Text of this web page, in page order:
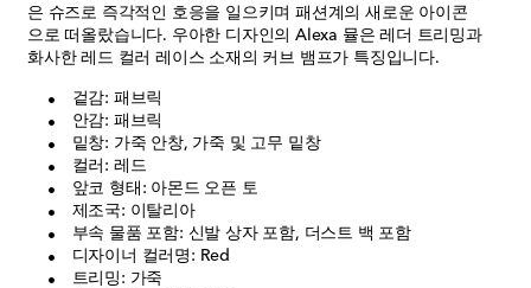
은 슈즈로 즉각적인 호응을 일으키며 패션계의 새로운 아이콘
으로 떠올랐습니다. 우아한 디자인의 Alexa 뮬은 레더 트리밍과
화사한 레드 컬러 레이스 소재의 커브 뱀프가 특징입니다.
겉감: 패브릭
안감: 패브릭
밑창: 가죽 안창, 가죽 및 고무 밑창
컬러: 레드
앞코 형태: 아몬드 오픈 토
제조국: 이탈리아
부속 물품 포함: 신발 상자 포함, 더스트 백 포함
디자이너 컬러명: Red
트리밍: 가죽